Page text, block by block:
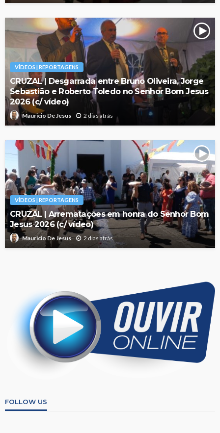
VÍDEOS | REPORTAGENS
CRUZAL | Desgarrada entre Bruno Oliveira, Jorge
Sebastião e Roberto Toledo no Senhor Bom Jesus
2026 (c/ vídeo)
Mauricio De Jesus 2 dias atrás
VÍDEOS | REPORTAGENS
CRUZAL | Arrematações em honra do Senhor Bom
Jesus 2026 (c/ vídeo)
Mauricio De Jesus 2 dias atrás
FOLLOW US